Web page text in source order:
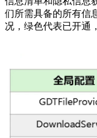
们所需具备的所有信
况，绿色代表已开通